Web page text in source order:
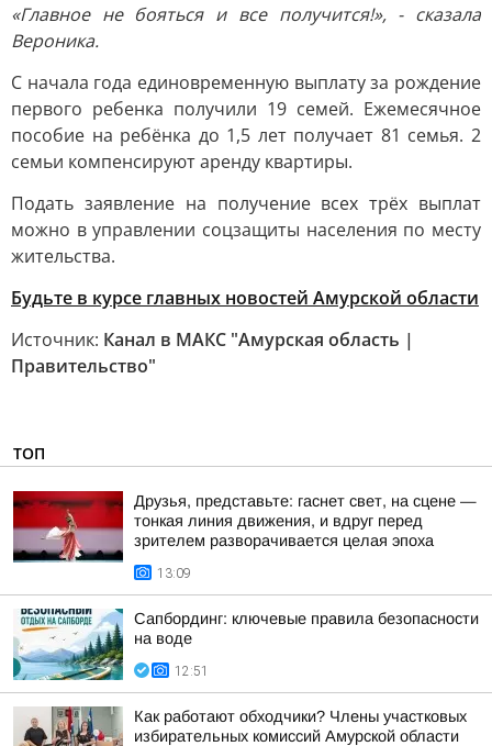
«Главное не бояться и все получится!», - сказала
Вероника.
С начала года единовременную выплату за рождение
первого ребенка получили 19 семей. Ежемесячное
пособие на ребёнка до 1,5 лет получает 81 семья. 2
семьи компенсируют аренду квартиры.
Подать заявление на получение всех трёх выплат
можно в управлении соцзащиты населения по месту
жительства.
Будьте в курсе главных новостей Амурской области
Источник: Канал в МАКС "Амурская область |
Правительство"
ТОП
Друзья, представьте: гаснет свет, на сцене —
тонкая линия движения, и вдруг перед
зрителем разворачивается целая эпоха
13:09
Сапбординг: ключевые правила безопасности
на воде
12:51
Как работают обходчики? Члены участковых
избирательных комиссий Амурской области